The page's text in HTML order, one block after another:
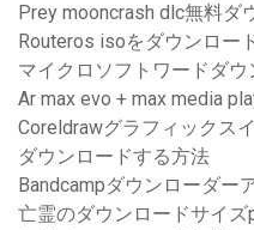
Prey mooncrash dlc無料ダ
Routeros isoをダウンロー
マイクロソフトワードダ
Ar max evo + max media
Coreldrawグラフィックス
ダウンロードする方法
Bandcampダウンローダー
亡霊のダウンロードサイズ